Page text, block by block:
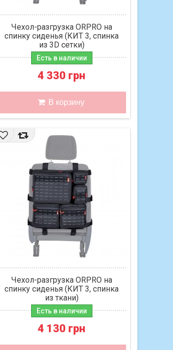
Чехол-разгрузка ORPRO на
спинку сиденья (КИТ 3, спинка
из 3D сетки)
Есть в наличии
4 330 грн
В корзину
Чехол-разгрузка ORPRO на
спинку сиденья (КИТ 3, спинка
из ткани)
Есть в наличии
4 130 грн